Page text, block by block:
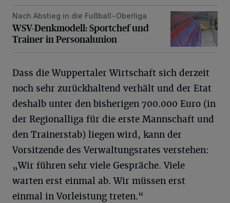
WSV-Denkmodell: Sportchef und Trainer in Personalunion
Nach Abstieg in die Fußball-Oberliga
WSV-Denkmodell: Sportchef und
Trainer in Personalunion
Dass die Wuppertaler Wirtschaft sich derzeit
noch sehr zurückhaltend verhält und der Etat
deshalb unter den bisherigen 700.000 Euro (in
der Regionalliga für die erste Mannschaft und
den Trainerstab) liegen wird, kann der
Vorsitzende des Verwaltungsrates verstehen:
„Wir führen sehr viele Gespräche. Viele
warten erst einmal ab. Wir müssen erst
einmal in Vorleistung treten.“